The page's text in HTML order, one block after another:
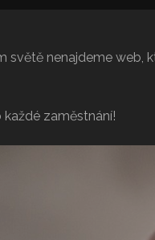
světě nenajdeme web,
každé zaměstnání!